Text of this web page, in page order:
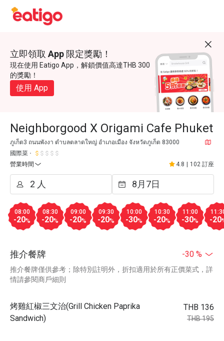
立即領取 App 限定獎勵！
現在使用 Eatigo App，解鎖價值高達THB 300
的獎勵！
使用 App
Neighborgood X Origami Cafe Phuket
ภูเก็ต3 ถนนพังงา ตำบลตลาดใหญ่ อำเภอเมือง จังหวัดภูเก็ต 83000
國際菜
營業時間
4.8 102 訂座
08:00
-20%
08:30
-20%
09:00
-20%
09:30
-20%
10:00
-30%
10:30
-20%
11:00
-30% -20
推介餐牌 -30 %
推介餐牌僅供參考；除特別註明外，折扣適用於所有正價菜式，詳
情請參閱商戶細則
烤雞紅椒三文治(Grill Chicken Paprika
Sandwich)
THB 136
THB 195